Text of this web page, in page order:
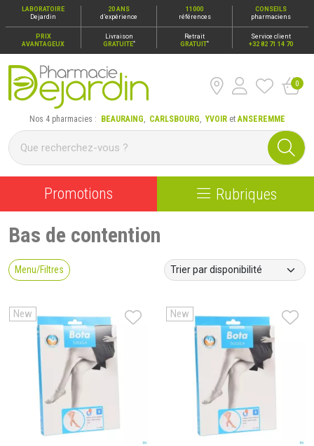
LABORATOIRE
Dejardin
20 ANS
d’expérience
11000
références
CONSEILS
pharmaciens
PRIX
AVANTAGEUX
Livraison
GRATUITE*
Retrait
GRATUIT*
Service client
+32 82 71 14 70
Pharmacie Dejardin Nos 4 pharmacies : Beauraing,
0
Nos 4 pharmacies : BEAURAING, CARLSBOURG,YVOIRetANSEREMME
Promotions Rubriques
Bas de contention
Menu/Filtres
New New